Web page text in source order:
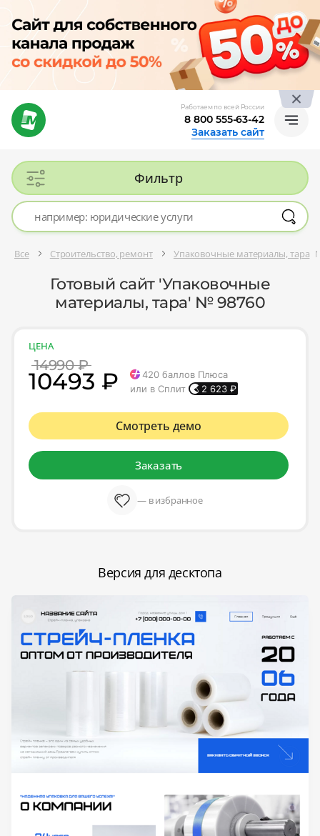
Работаем по всей России
8 800 555-63-42
Заказать сайт
Фильтр
Все Строительство, ремонт Упаковочные материалы, тара
Готовый сайт 'Упаковочные
материалы, тара' № 98760
ЦЕНА
14990 ₽
10493 ₽ 420 баллов Плюса
или в Сплит
2 623 ₽
Смотреть демо
Заказать
— в избранное
Версия для десктопа